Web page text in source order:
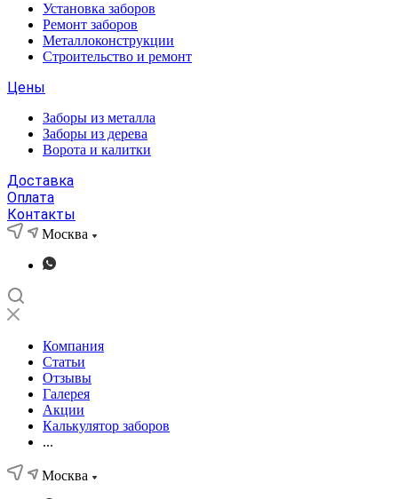
Установка заборов
Ремонт заборов
Металлоконструкции
Строительство и ремонт
Цены
Заборы из металла
Заборы из дерева
Ворота и калитки
Доставка
Оплата
Контакты
Москва
Компания
Статьи
Отзывы
Галерея
Акции
Калькулятор заборов
...
Москва